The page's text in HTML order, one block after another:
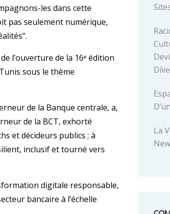
les dans cette
pas seulement numérique,
l’ouverture de la 16ᵉ édition
sous le thème
de la Banque centrale, a,
de la BCT, exhorté
et décideurs publics ; à
inclusif et tourné vers
digitale responsable,
bancaire à l’échelle
La